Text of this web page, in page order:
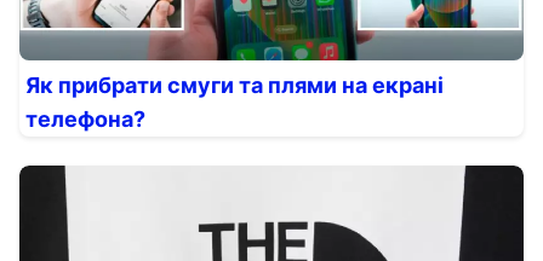
Як прибрати смуги та плями на екрані
телефона?